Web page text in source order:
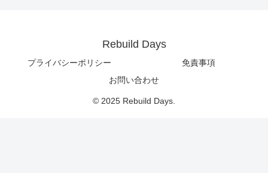
Rebuild Days
プライバシーポリシー
免責事項
お問い合わせ
© 2025 Rebuild Days.